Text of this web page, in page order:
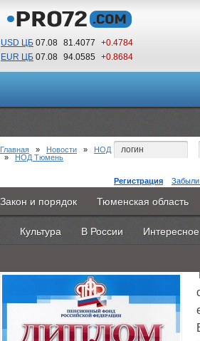
USD ЦБ 07.08 81.4077
+0.4784
EUR ЦБ 07.08 94.0585 +0.8684
17 10
По Гринвичу (GMT +5)
Регистрация Забыли
Главная Новости Объявления
Каталоги 9PS Прочее
Закон и порядок Тюменская область
Культура В России Интересное
Главная » Новости » НОД
» НОД Тюмень
Лучших страхователей по
выберут в мае